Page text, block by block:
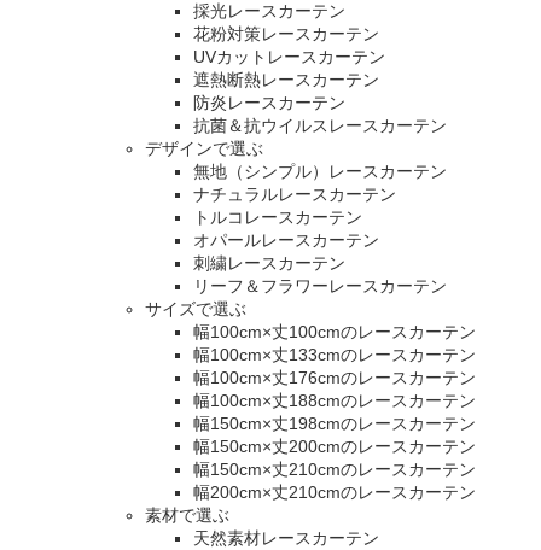
採光レースカーテン
花粉対策レースカーテン
UVカットレースカーテン
遮熱断熱レースカーテン
防炎レースカーテン
抗菌＆抗ウイルスレースカーテン
デザインで選ぶ
無地（シンプル）レースカーテン
ナチュラルレースカーテン
トルコレースカーテン
オパールレースカーテン
刺繍レースカーテン
リーフ＆フラワーレースカーテン
サイズで選ぶ
幅100cm×丈100cmのレースカーテン
幅100cm×丈133cmのレースカーテン
幅100cm×丈176cmのレースカーテン
幅100cm×丈188cmのレースカーテン
幅150cm×丈198cmのレースカーテン
幅150cm×丈200cmのレースカーテン
幅150cm×丈210cmのレースカーテン
幅200cm×丈210cmのレースカーテン
素材で選ぶ
天然素材レースカーテン